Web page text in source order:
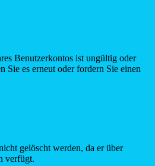
Benutzerkontos ist ungültig oder
Sie es erneut oder fordern Sie einen
gelöscht werden, da er über
verfügt.